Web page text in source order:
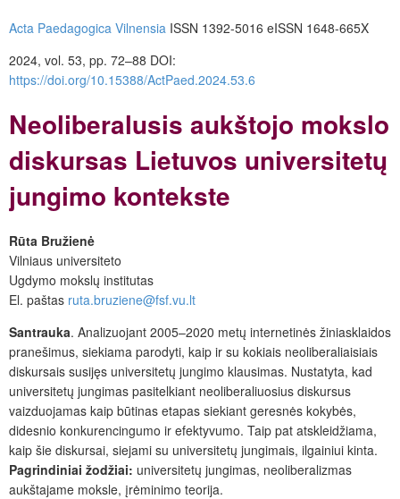
Acta Paedagogica Vilnensia ISSN 1392-5016 eISSN 1648-665X
2024, vol. 53, pp. 72–88 DOI:
https://doi.org/10.15388/ActPaed.2024.53.6
Neoliberalusis aukštojo mokslo
diskursas Lietuvos universitetų
jungimo kontekste
Rūta Bružienė
Vilniaus universiteto
Ugdymo mokslų institutas
El. paštas ruta.bruziene@fsf.vu.lt
Santrauka. Analizuojant 2005–2020 metų internetinės žiniasklaidos
pranešimus, siekiama parodyti, kaip ir su kokiais neoliberaliaisiais
diskursais susijęs universitetų jungimo klausimas. Nustatyta, kad
universitetų jungimas pasitelkiant neoliberaliuosius diskursus
vaizduojamas kaip būtinas etapas siekiant geresnės kokybės,
didesnio konkurencingumo ir efektyvumo. Taip pat atskleidžiama,
kaip šie diskursai, siejami su universitetų jungimais, ilgainiui kinta.
Pagrindiniai žodžiai: universitetų jungimas, neoliberalizmas
aukštajame moksle, įrėminimo teorija.